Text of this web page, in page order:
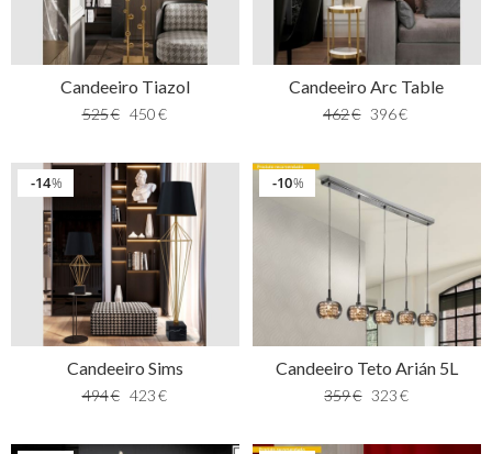
Candeeiro Tiazol
525€ 450€
Candeeiro Arc Table
462€ 396€
%
14
Candeeiro Sims
494€ 423€
%
10
Candeeiro Teto Arián 5L
359€ 323 €